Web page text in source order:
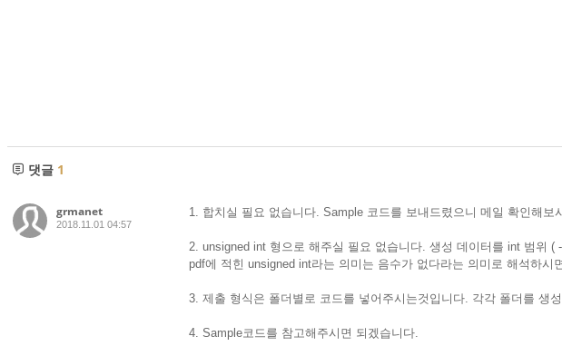
댓글 1
grmanet
2018.11.01 04:57
1. 합치실 필요 없습니다. Sample 코드를 보내드렸으니 메일 확인해보
2. unsigned int 형으로 해주실 필요 없습니다. 생성 데이터를 int 범위 (
pdf에 적힌 unsigned int라는 의미는 음수가 없다라는 의미로 해석하
3. 제출 형식은 폴더별로 코드를 넣어주시는것입니다. 각각 폴더를 생
4. Sample코드를 참고해주시면 되겠습니다.